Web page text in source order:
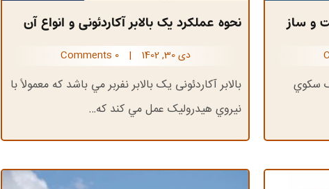
سکوي
نحوه عملکرد یک بالابر آکاردئونی و انواع آن
دی 30, 1402 |
0 Comments
بالابر آکاردئونی يک بالابر نفربر مي باشد که معمولاً با
نيروي هيدروليک عمل مي کند که…